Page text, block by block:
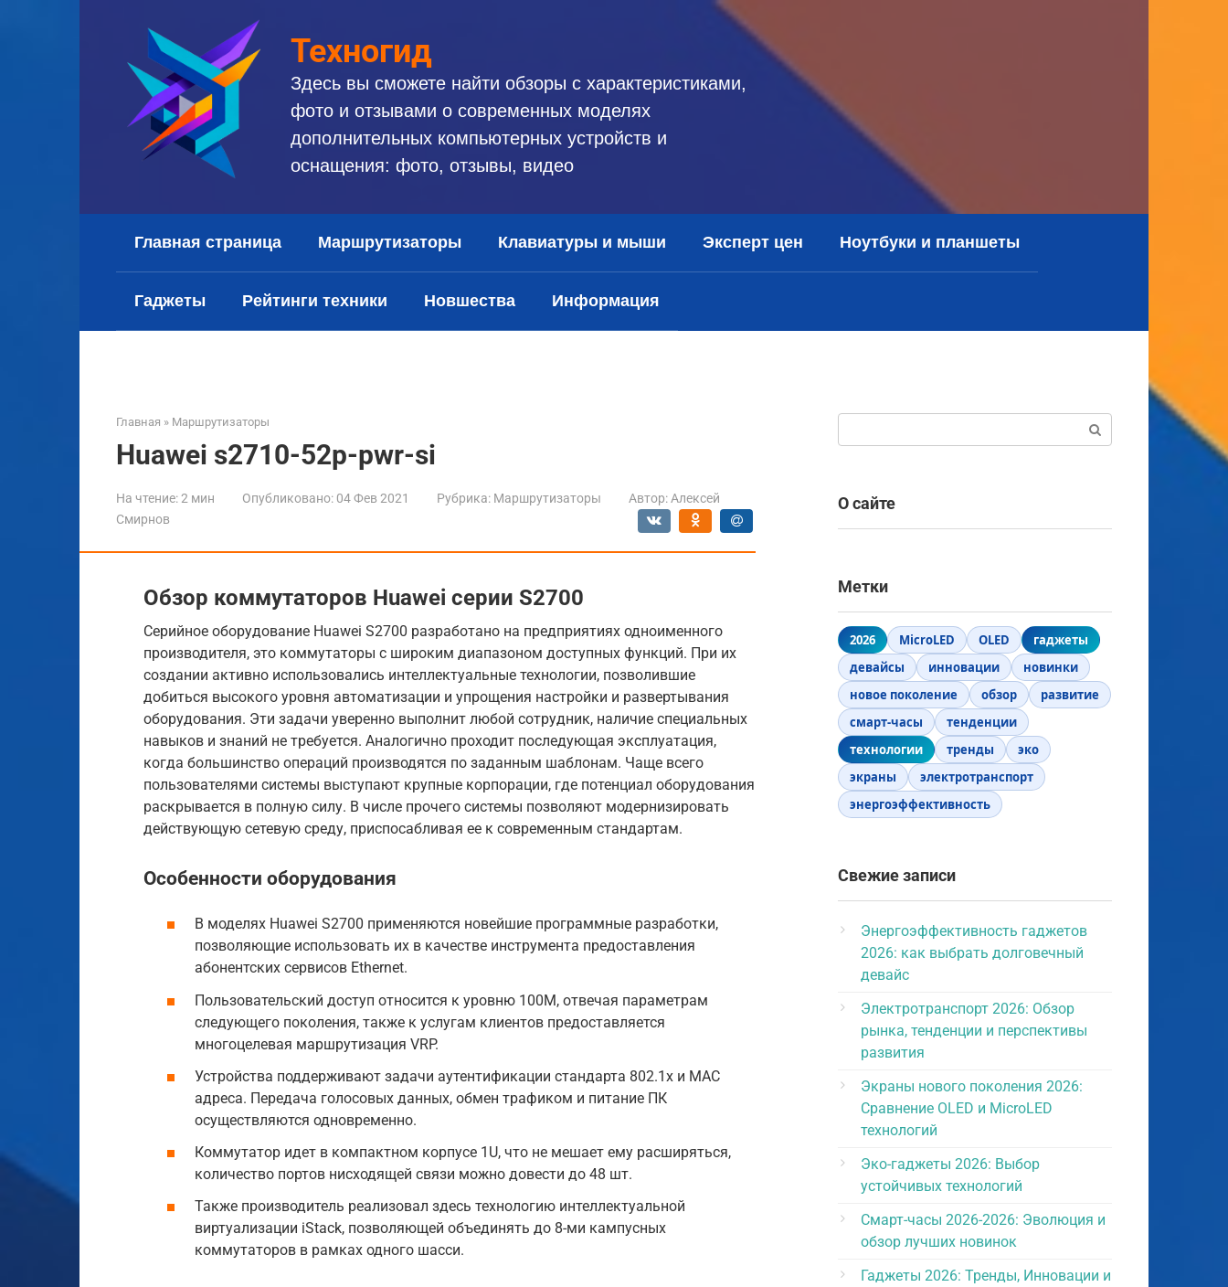
Техногид
Здесь вы сможете найти обзоры с характеристиками,
фото и отзывами о современных моделях
дополнительных компьютерных устройств и
оснащения: фото, отзывы, видео
Главная страница Маршрутизаторы Клавиатуры и мыши Эксперт цен Ноутбуки и планшеты
Гаджеты Рейтинги техники Новшества Информация
Главная » Маршрутизаторы
Huawei s2710-52p-pwr-si
На чтение:2 мин Опубликовано: 04 Фев 2021 Рубрика: Маршрутизаторы Автор: Алексей
Смирнов
Обзор коммутаторов Huawei серии S2700
Серийное оборудование Huawei S2700 разработано на предприятиях одноименного
производителя, это коммутаторы с широким диапазоном доступных функций. При их
создании активно использовались интеллектуальные технологии, позволившие
добиться высокого уровня автоматизации и упрощения настройки и развертывания
оборудования. Эти задачи уверенно выполнит любой сотрудник, наличие специальных
навыков и знаний не требуется. Аналогично проходит последующая эксплуатация,
когда большинство операций производятся по заданным шаблонам. Чаще всего
пользователями системы выступают крупные корпорации, где потенциал оборудования
раскрывается в полную силу. В числе прочего системы позволяют модернизировать
действующую сетевую среду, приспосабливая ее к современным стандартам.
Особенности оборудования
В моделях Huawei S2700 применяются новейшие программные разработки,
позволяющие использовать их в качестве инструмента предоставления
абонентских сервисов Ethernet.
Пользовательский доступ относится к уровню 100М, отвечая параметрам
следующего поколения, также к услугам клиентов предоставляется
многоцелевая маршрутизация VRP.
Устройства поддерживают задачи аутентификации стандарта 802.1x и МАС
адреса. Передача голосовых данных, обмен трафиком и питание ПК
осуществляются одновременно.
Коммутатор идет в компактном корпусе 1U, что не мешает ему расширяться,
количество портов нисходящей связи можно довести до 48 шт.
Также производитель реализовал здесь технологию интеллектуальной
виртуализации iStack, позволяющей объединять до 8-ми кампусных
коммутаторов в рамках одного шасси.
О сайте
Метки
2026 MicroLED OLED
гаджеты
девайсы
инновации
новинки
новое поколение
обзор
развитие
смарт-часы
тенденции
технологии
тренды
эко
экраны
электротранспорт
энергоэффективность
Свежие записи
Энергоэффективность гаджетов
2026: как выбрать долговечный
девайс
Электротранспорт 2026: Обзор
рынка, тенденции и перспективы
развития
Экраны нового поколения 2026:
Сравнение OLED и MicroLED
технологий
Эко-гаджеты 2026: Выбор
устойчивых технологий
Смарт-часы 2026-2026: Эволюция и
обзор лучших новинок
Гаджеты 2026: Тренды, Инновации и